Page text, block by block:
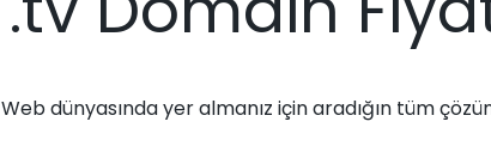
Web dünyasında yer almanız için aradığın tüm